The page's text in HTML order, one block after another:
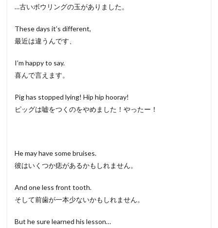
…古いボウリングの玉がありました。
These days it’s different,
最近は違うんです、
I’m happy to say.
喜んで言えます。
Pig has stopped lying! Hip hip hooray!
ピッグは嘘をつくのをやめました！やったー！
He may have some bruises.
彼はいくつか痣があるかもしれません。
And one less front tooth.
そして前歯が一本少ないかもしれません。
But he sure learned his lesson…